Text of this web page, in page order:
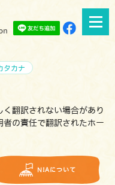
タカナ
翻訳されない場合があり
の責任で翻訳されたホー
NIAについて